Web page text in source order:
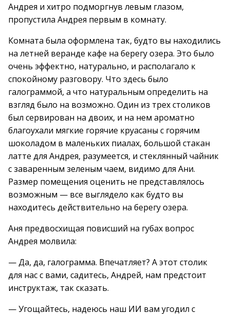
Андрея и хитро подморгнув левым глазом,
пропустила Андрея первым в комнату.
Комната была оформлена так, будто вы находились
на летней веранде кафе на берегу озера. Это было
очень эффектно, натурально, и располагало к
спокойному разговору. Что здесь было
галограммой, а что натуральным определить на
взгляд было на возможно. Один из трех столиков
был сервирован на двоих, и на нем ароматно
благоухали мягкие горячие круасаны с горячим
шоколадом в маленьких пиалах, большой стакан
латте для Андрея, разумеется, и стеклянный чайник
с заваренным зеленым чаем, видимо для Ани.
Размер помещения оценить не представлялось
возможным — все выглядело как будто вы
находитесь действительно на берегу озера.
Аня предвосхищая повисший на губах вопрос
Андрея молвила:
— Да, да, галограмма. Впечатляет? А этот столик
для нас с вами, садитесь, Андрей, нам предстоит
инструктаж, так сказать.
— Угощайтесь, надеюсь наш ИИ вам угодил с